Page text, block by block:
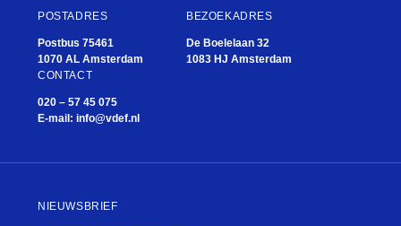
POSTADRES
Postbus 75461
1070 AL Amsterdam
BEZOEKADRES
De Boelelaan 32
1083 HJ Amsterdam
CONTACT
020 – 57 45 075
E-mail: info@vdef.nl
NIEUWSBRIEF